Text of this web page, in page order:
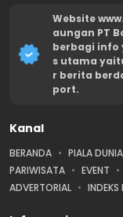
Website
aungan PT
berbagi info
s utama
r berita
port.
Kanal
BERANDA PIALA DUNIA
PARIWISATA
EVENT
ADVERTORIAL
INDEKS